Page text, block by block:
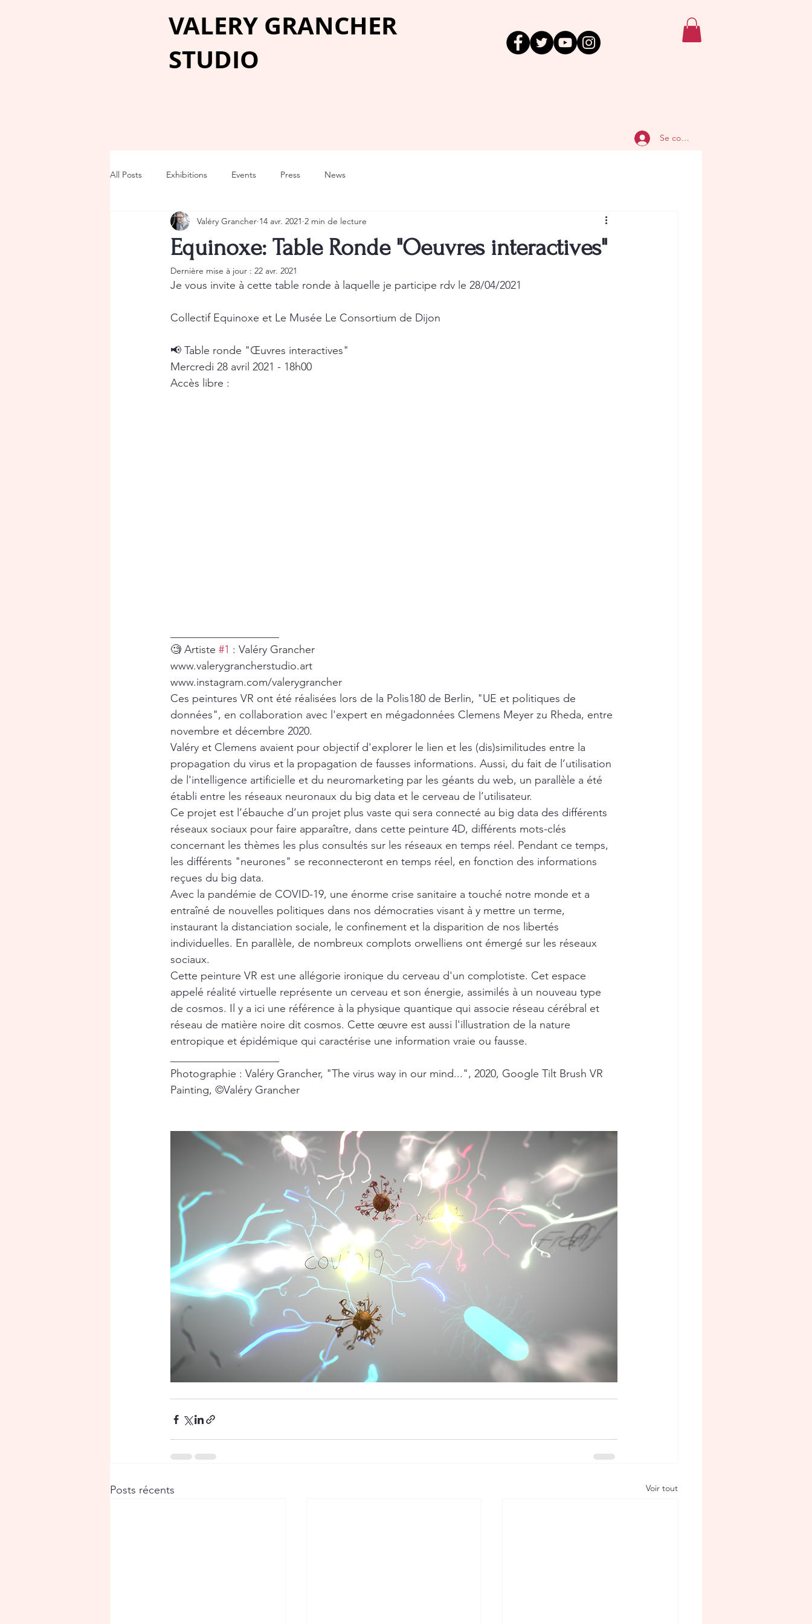
VALERY GRANCHER
STUDIO
Se connecter
All Posts Exhibitions Events Press News
Equinoxe: Table Ronde "Oeuvres interactives"
Valéry Grancher 14 avr. 2021 2 min de lecture
Dernière mise à jour : 22 avr. 2021
Je vous invite à cette table ronde à laquelle je participe rdv le 28/04/2021
Collectif Equinoxe et Le Musée Le Consortium de Dijon
📢 Table ronde "Œuvres interactives"
Mercredi 28 avril 2021 - 18h00
Accès libre :
🧐 Artiste #1 : Valéry Grancher
www.valerygrancherstudio.art
www.instagram.com/valerygrancher
Ces peintures VR ont été réalisées lors de la Polis180 de Berlin, "UE et politiques de
données", en collaboration avec l'expert en mégadonnées Clemens Meyer zu Rheda, entre
novembre et décembre 2020.
Valéry et Clemens avaient pour objectif d'explorer le lien et les (dis)similitudes entre la
propagation du virus et la propagation de fausses informations. Aussi, du fait de l’utilisation
de l'intelligence artificielle et du neuromarketing par les géants du web, un parallèle a été
établi entre les réseaux neuronaux du big data et le cerveau de l’utilisateur.
Ce projet est l’ébauche d’un projet plus vaste qui sera connecté au big data des différents
réseaux sociaux pour faire apparaître, dans cette peinture 4D, différents mots-clés
concernant les thèmes les plus consultés sur les réseaux en temps réel. Pendant ce temps,
les différents "neurones" se reconnecteront en temps réel, en fonction des informations
reçues du big data.
Avec la pandémie de COVID-19, une énorme crise sanitaire a touché notre monde et a
entraîné de nouvelles politiques dans nos démocraties visant à y mettre un terme,
instaurant la distanciation sociale, le confinement et la disparition de nos libertés
individuelles. En parallèle, de nombreux complots orwelliens ont émergé sur les réseaux
sociaux.
Cette peinture VR est une allégorie ironique du cerveau d'un complotiste. Cet espace
appelé réalité virtuelle représente un cerveau et son énergie, assimilés à un nouveau type
de cosmos. Il y a ici une référence à la physique quantique qui associe réseau cérébral et
réseau de matière noire dit cosmos. Cette œuvre est aussi l'illustration de la nature
entropique et épidémique qui caractérise une information vraie ou fausse.
Photographie : Valéry Grancher, "The virus way in our mind...", 2020, Google Tilt Brush VR
Painting, ©Valéry Grancher
Posts récents Voir tout